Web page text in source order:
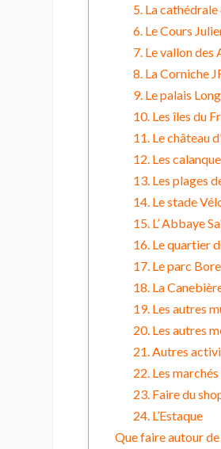
5. La
6. Le Cours
7. Le vallon des
8. La Corniche
9. Le palais
10. Les îles du
11. Le château
12. Les
13. Les plages
14. Le stade
15. L’ Abbaye
16. Le quartier
17. Le parc
18. La
19. Les autres
20. Les autres
21. Autres
22. Les
23. Faire du
24. L’Estaque
Que faire autour